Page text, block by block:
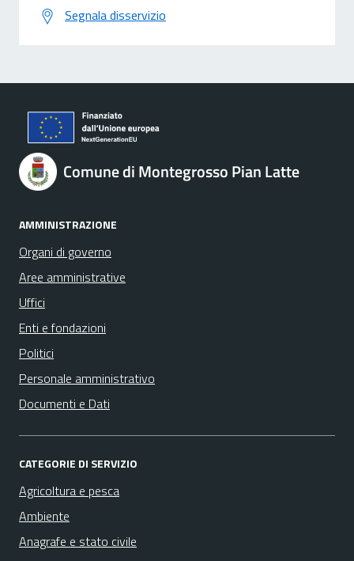
Segnala disservizio
Comune di Montegrosso Pian Latte
AMMINISTRAZIONE
Organi di governo
Aree amministrative
Uffici
Enti e fondazioni
Politici
Personale amministrativo
Documenti e Dati
CATEGORIE DI SERVIZIO
Agricoltura e pesca
Ambiente
Anagrafe e stato civile